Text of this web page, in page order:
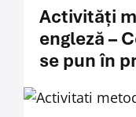
Activități
engleză –
se pun în